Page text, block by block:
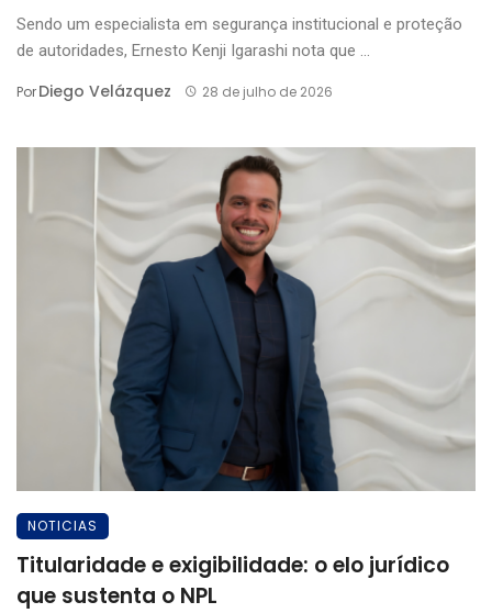
Sendo um especialista em segurança institucional e proteção
de autoridades, Ernesto Kenji Igarashi nota que ...
PorDiego Velázquez 28 de julho de 2026
NOTICIAS
Titularidade e exigibilidade: o elo jurídico
que sustenta o NPL